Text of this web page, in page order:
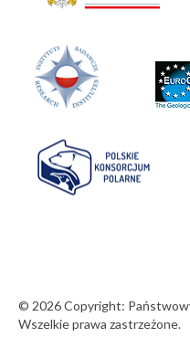
© 2026 Copyright:
Wszelkie prawa zastrzeżone.